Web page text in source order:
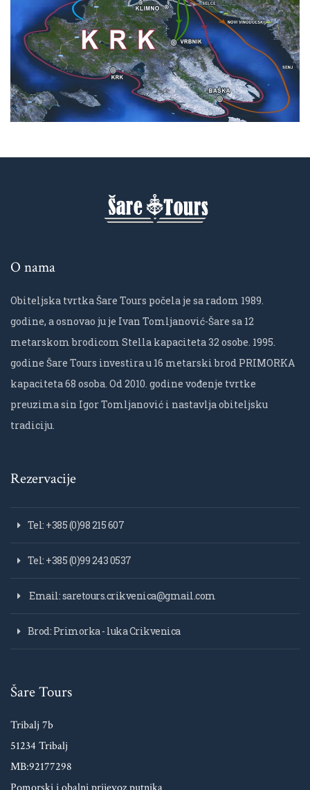
O nama
Obiteljska tvrtka Šare Tours počela je sa radom 1989.
godine, a osnovao ju je Ivan Tomljanović-Šare sa 12
metarskom brodicom Stella kapaciteta 32 osobe. 1995.
godine Šare Tours investira u 16 metarski brod PRIMORKA
kapaciteta 68 osoba. Od 2010. godine vođenje tvrtke
preuzima sin Igor Tomljanović i nastavlja obiteljsku
tradiciju.
Rezervacije
Tel: +385 (0)98 215 607
Tel: +385 (0)99 243 0537
Email: saretours.crikvenica@gmail.com
Brod: Primorka - luka Crikvenica
Šare Tours
Tribalj 7b
51234 Tribalj
MB:92177298